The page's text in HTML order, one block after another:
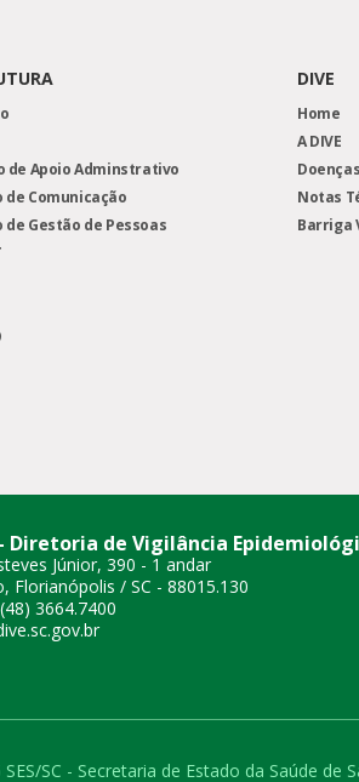
de Apoio Adminstrativo
de Comunicação
de Gestão de Pessoas
DIVE
Home
A DIVE
Notas
Barriga
- Diretoria de Vigilância
Júnior, 390 - 1 andar
Florianópolis / SC - 88015.130
3664.7400
SES/SC - Secretaria de Estado da Saúde